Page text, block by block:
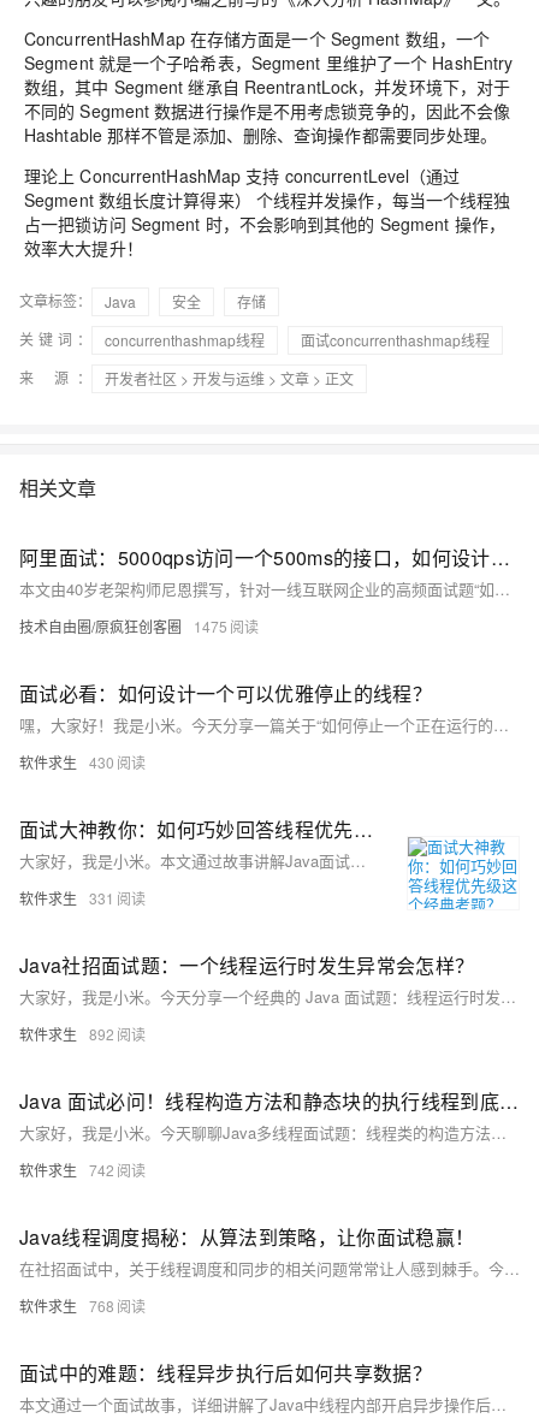
ConcurrentHashMap 在存储方面是一个 Segment 数组，一个
Segment 就是一个子哈希表，Segment 里维护了一个 HashEntry
数组，其中 Segment 继承自 ReentrantLock，并发环境下，对于
不同的 Segment 数据进行操作是不用考虑锁竞争的，因此不会像
Hashtable 那样不管是添加、删除、查询操作都需要同步处理。
理论上 ConcurrentHashMap 支持 concurrentLevel（通过
Segment 数组长度计算得来） 个线程并发操作，每当一个线程独
占一把锁访问 Segment 时，不会影响到其他的 Segment 操作，
效率大大提升！
文章标签： Java 安全
存储
关键词：
concurrenthashmap线程
面试concurrenthashmap线程
来 源：
开发者社区 > 开发与运维 > 文章 > 正文
相关文章
阿里面试：5000qps访问一个500ms的接口，如何设计线程池的核心线程数、最大线程数？ 需要多少台机器？
本文由40岁老架构师尼恩撰写，针对一线互联网企业的高频面试题“如何确定系统的最佳线程数”进行系统化梳理。文章详细介绍了线程池设计的三个核心步骤：理论预估、压测验证和监控调整，并结合实际案例（5000qps、500ms响应时间、4核8G机器）给出具体参数设置建议。此外，还提供了《尼恩Java面试宝典PDF》等资源，帮助读者提升技术能力，顺利通过大厂面试。关注【技术自由圈】公众号，回复“领电子书”获取更多学习资料。
技术自由圈/原疯狂创客圈 1475
面试必看：如何设计一个可以优雅停止的线程？
嘿，大家好！我是小米。今天分享一篇关于“如何停止一个正在运行的线程”的面试干货。通过一次Java面试经历，我明白了停止线程不仅仅是技术问题，更是设计问题。Thread.stop()已被弃用，推荐使用Thread.interrupt()、标志位或ExecutorService来优雅地停止线程，避免资源泄漏和数据不一致。希望这篇文章能帮助你更好地理解Java多线程机制，面试顺利！ 我是小米，喜欢分享技术的29岁程序员。欢迎关注我的微信公众号“软件求生”，获取更多技术干货！
软件求生 430
面试大神教你：如何巧妙回答线程优先级这个经典考题？
大家好，我是小米。本文通过故事讲解Java面试中常见的线程优先级问题。小明和小华的故事帮助理解线程优先级：高优先级线程更可能被调度执行，但并非越高越好。实际开发需权衡业务需求，合理设置优先级。掌握线程优先级不仅能写出高效代码，还能在面试中脱颖而出。最后，小张因深入分析成功拿下Offer。希望这篇文章能助你在面试中游刃有余！
软件求生 331
Java社招面试题：一个线程运行时发生异常会怎样？
大家好，我是小米。今天分享一个经典的 Java 面试题：线程运行时发生异常，程序会怎样处理？此问题考察 Java 线程和异常处理机制的理解。线程发生异常，默认会导致线程终止，但可以通过 try-catch 捕获并处理，避免影响其他线程。未捕获的异常可通过 Thread.UncaughtExceptionHandler 处理。线程池中的异常会被自动处理，不影响任务执行。希望这篇文章能帮助你深入理解 Java 线程异常处理机制，为面试做好准备。如果你觉得有帮助，欢迎收藏、转发！
软件求生 892
Java 面试必问！线程构造方法和静态块的执行线程到底是谁？
大家好，我是小米。今天聊聊Java多线程面试题：线程类的构造方法和静态块是由哪个线程调用的？构造方法由创建线程实例的主线程调用，静态块在类加载时由主线程调用。理解这些细节有助于掌握Java多线程机制。下期再见！ 简介： 本文通过一个常见的Java多线程面试题，详细讲解了线程类的构造方法和静态块是由哪个线程调用的。构造方法由创建线程实例的主线程调用，静态块在类加载时由主线程调用。理解这些细节对掌握Java多线程编程至关重要。
软件求生 742
Java线程调度揭秘：从算法到策略，让你面试稳赢！
在社招面试中，关于线程调度和同步的相关问题常常让人感到棘手。今天，我们将深入解析Java中的线程调度算法、调度策略，探讨线程调度器、时间分片的工作原理，并带你了解常见的线程同步方法。让我们一起破解这些面试难题，提升你的Java并发编程技能！
软件求生 768
面试中的难题：线程异步执行后如何共享数据？
本文通过一个面试故事，详细讲解了Java中线程内部开启异步操作后如何安全地共享数据。介绍了异步操作的基本概念及常见实现方式（如CompletableFuture、ExecutorService），并重点探讨了volatile关键字、CountDownLatch和CompletableFuture等工具在线程间数据共享中的应用，帮助读者理解线程安全和内存可见性问题。通过这些方法，可以有效解决多线程环境下的数据共享挑战，提升编程效率和代码健壮性。